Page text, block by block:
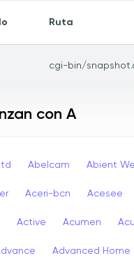
Ruta
cgi-bin/
con A
Abelcam Abient
Aceri-bcn Acesee
Active Acumen
Advanced Home